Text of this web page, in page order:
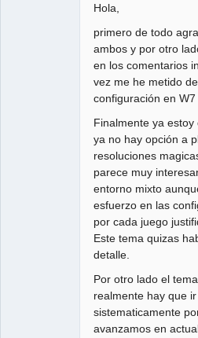
Hola,
primero de todo
ambos y por otro
en los comentarios
vez me he metido
configuración en W7
Finalmente ya
ya no hay opción a
resoluciones
parece muy
entorno mixto
esfuerzo en las
por cada juego
Este tema quizas
detalle.
Por otro lado el
realmente hay que
sistematicamente
avanzamos en